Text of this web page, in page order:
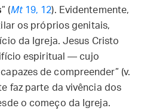
” (Mt19, 12). Evidentemente,
os próprios genitais,
da Igreja. Jesus Cristo
espiritual — cujo
de compreender” (v.
faz parte da vivência dos
o começo da Igreja.